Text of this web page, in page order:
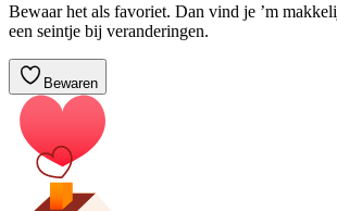
Bewaar het als favoriet. Dan vind je ’m
een seintje bij veranderingen.
Bewaren